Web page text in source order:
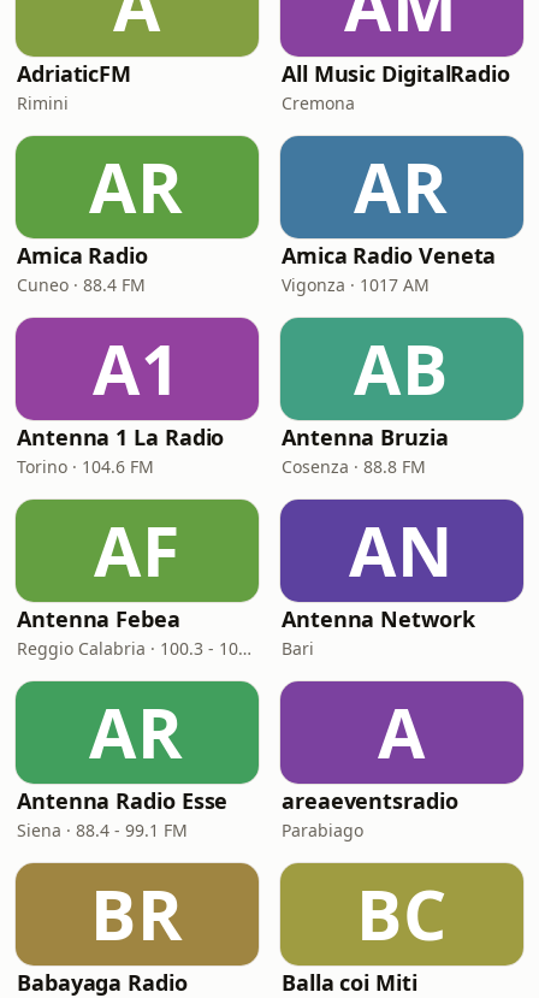
AdriaticFM
Rimini
All Music DigitalRadio
Cremona
AR
Amica Radio
Cuneo · 88.4 FM
AR
Amica Radio Veneta
Vigonza · 1017 AM
A1
Antenna 1 La Radio
Torino · 104.6 FM
AB
Antenna Bruzia
Cosenza · 88.8 FM
AF
Antenna Febea
Reggio Calabria · 100.3 - 107.0 FM
AN
Antenna Network
Bari
AR
Antenna Radio Esse
Siena · 88.4 - 99.1 FM
A
areaeventsradio
Parabiago
BR
Babayaga Radio
BC
Balla coi Miti